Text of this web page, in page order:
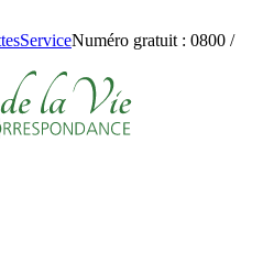
ServiceNuméro gratuit : 0800 /